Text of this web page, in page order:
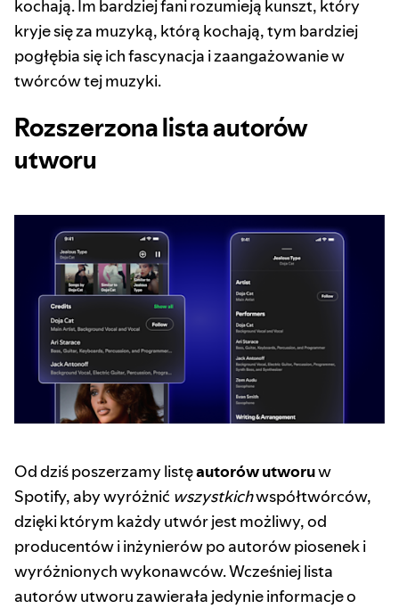
kochają. Im bardziej fani rozumieją kunszt, który
kryje się za muzyką, którą kochają, tym bardziej
pogłębia się ich fascynacja i zaangażowanie w
twórców tej muzyki.
Rozszerzona lista autorów
utworu
Od dziś poszerzamy listęautorów utworuw
Spotify, aby wyróżnić wszystkichwspółtwórców,
dzięki którym każdy utwór jest możliwy, od
producentów i inżynierów po autorów piosenek i
wyróżnionych wykonawców. Wcześniej lista
autorów utworu zawierała jedynie informacje o